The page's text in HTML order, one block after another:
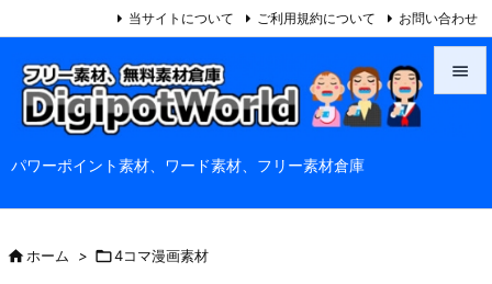
パワーポイント素材、ワード素材、フリー素材倉庫

当サイトについて ご利用規約について お問い合わせ
ホーム > 4コマ漫画素材